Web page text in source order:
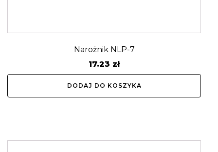
Narożnik NLP-7
17.23 zł
DODAJ DO KOSZYKA